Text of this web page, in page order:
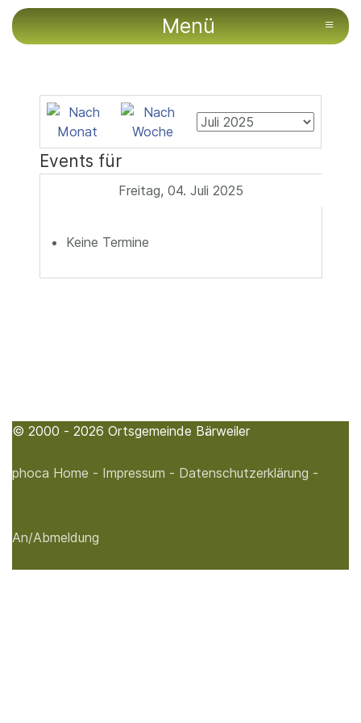
Menü ≡
Events für
Freitag, 04. Juli 2025
Keine Termine
© 2000 - 2026 Ortsgemeinde Bärweiler
phoca Home - Impressum - Datenschutzerklärung -
An/Abmeldung